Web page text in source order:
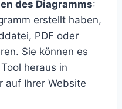
des Diagramms:
erstellt haben,
PDF oder
Sie können es
heraus in
auf Ihrer Website